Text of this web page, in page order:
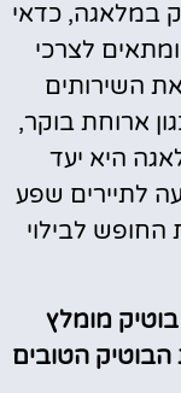
במלאגה, כדאי
לצרכי
השירותים
ארוחת בוקר,
היא יעד
לתיירים שפע
לבילוי
מומלץ
הטובים